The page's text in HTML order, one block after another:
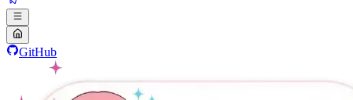
GitHub